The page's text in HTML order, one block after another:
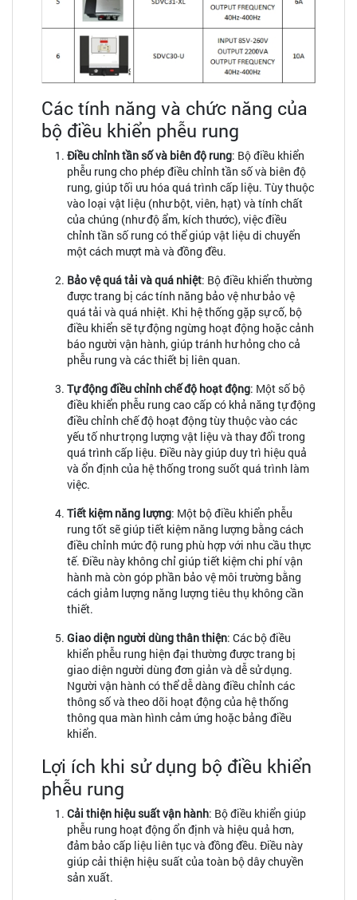
Các tính năng và chức năng của
bộ điều khiển phễu rung
Điều chỉnh tần số và biên độ rung: Bộ điều khiển
phễu rung cho phép điều chỉnh tần số và biên độ
rung, giúp tối ưu hóa quá trình cấp liệu. Tùy thuộc
vào loại vật liệu (như bột, viên, hạt) và tính chất
của chúng (như độ ẩm, kích thước), việc điều
chỉnh tần số rung có thể giúp vật liệu di chuyển
một cách mượt mà và đồng đều.
Bảo vệ quá tải và quá nhiệt: Bộ điều khiển thường
được trang bị các tính năng bảo vệ như bảo vệ
quá tải và quá nhiệt. Khi hệ thống gặp sự cố, bộ
điều khiển sẽ tự động ngừng hoạt động hoặc cảnh
báo người vận hành, giúp tránh hư hỏng cho cả
phễu rung và các thiết bị liên quan.
Tự động điều chỉnh chế độ hoạt động: Một số bộ
điều khiển phễu rung cao cấp có khả năng tự động
điều chỉnh chế độ hoạt động tùy thuộc vào các
yếu tố như trọng lượng vật liệu và thay đổi trong
quá trình cấp liệu. Điều này giúp duy trì hiệu quả
và ổn định của hệ thống trong suốt quá trình làm
việc.
Tiết kiệm năng lượng: Một bộ điều khiển phễu
rung tốt sẽ giúp tiết kiệm năng lượng bằng cách
điều chỉnh mức độ rung phù hợp với nhu cầu thực
tế. Điều này không chỉ giúp tiết kiệm chi phí vận
hành mà còn góp phần bảo vệ môi trường bằng
cách giảm lượng năng lượng tiêu thụ không cần
thiết.
Giao diện người dùng thân thiện: Các bộ điều
khiển phễu rung hiện đại thường được trang bị
giao diện người dùng đơn giản và dễ sử dụng.
Người vận hành có thể dễ dàng điều chỉnh các
thông số và theo dõi hoạt động của hệ thống
thông qua màn hình cảm ứng hoặc bảng điều
khiển.
Lợi ích khi sử dụng bộ điều khiển
phễu rung
Cải thiện hiệu suất vận hành: Bộ điều khiển giúp
phễu rung hoạt động ổn định và hiệu quả hơn,
đảm bảo cấp liệu liên tục và đồng đều. Điều này
giúp cải thiện hiệu suất của toàn bộ dây chuyền
sản xuất.